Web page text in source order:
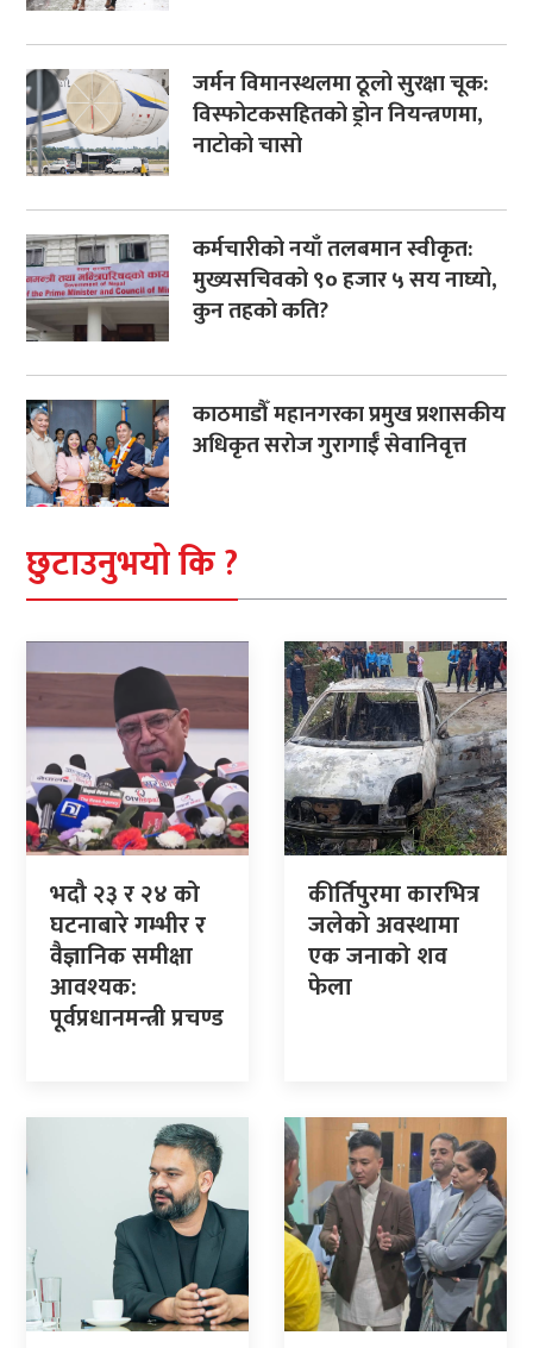
जर्मन विमानस्थलमा ठूलो सुरक्षा चूक:
विस्फोटकसहितको ड्रोन नियन्त्रणमा,
नाटोको चासो
कर्मचारीको नयाँ तलबमान स्वीकृत:
मुख्यसचिवको ९० हजार ५ सय नाघ्यो,
कुन तहको कति?
काठमाडौँ महानगरका प्रमुख प्रशासकीय
अधिकृत सरोज गुरागाईँ सेवानिवृत्त
छुटाउनुभयो कि ?
भदौ २३ र २४ को
घटनाबारे गम्भीर र
वैज्ञानिक समीक्षा
आवश्यक:
पूर्वप्रधानमन्त्री प्रचण्ड
कीर्तिपुरमा कारभित्र
जलेको अवस्थामा
एक जनाको शव
फेला